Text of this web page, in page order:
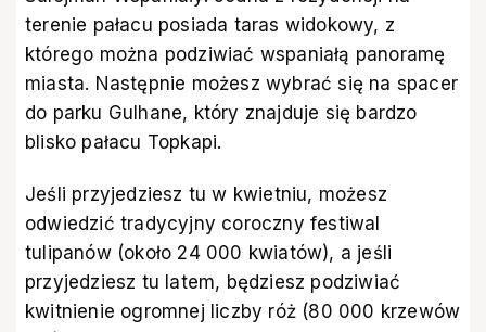
terenie pałacu posiada taras widokowy, z
którego można podziwiać wspaniałą panoramę
miasta. Następnie możesz wybrać się na spacer
do parku Gulhane, który znajduje się bardzo
blisko pałacu Topkapi.
Jeśli przyjedziesz tu w kwietniu, możesz
odwiedzić tradycyjny coroczny festiwal
tulipanów (około 24 000 kwiatów), a jeśli
przyjedziesz tu latem, będziesz podziwiać
kwitnienie ogromnej liczby róż (80 000 krzewów